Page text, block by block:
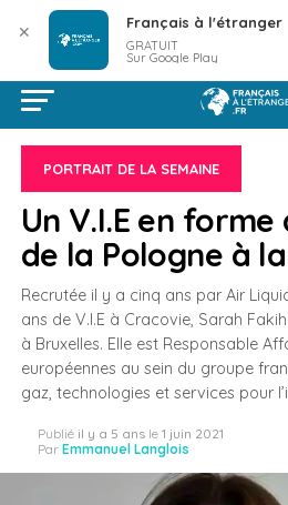
PORTRAIT DE LA SEMAINE
Un V.I.E en
de la Pologne à
Recrutée il y a cinq ans par Air
ans de V.I.E à Cracovie, Sarah
à Bruxelles. Elle est Responsable
européennes au sein du groupe
gaz, technologies et services pour
Publié il y a 5 ans le 1 juin 2021
Par Emmanuel Langlois
✕ Français à l'étranger
GRATUIT
Sur Google Play